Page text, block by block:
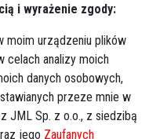
i wyrażenie zgody:
moim urządzeniu plików
celach analizy moich
danych osobowych,
przeze mnie w
JML Sp. z o.o., z siedzibą
jego Zaufanych